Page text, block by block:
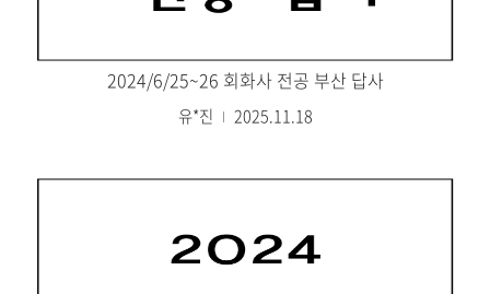
2024/6/25~26 회화사 전공 부산 답사
유*진 2025.11.18